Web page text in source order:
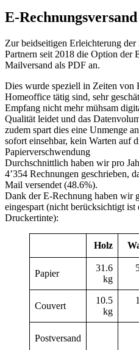
E-Rechnungsversand
Zur beidseitigen Erleichterung der
Partnern seit 2018 die Option der
Mailversand als PDF an.
Dies wurde speziell in Zeiten
Homeoffice tätig sind, sehr
Empfang nicht mehr mühsam
Qualität leidet und das
zudem spart dies eine Unmenge
sofort einsehbar, kein Warten auf
Papierverschwendung
Durchschnittlich haben wir pro
4’354 Rechnungen geschrieben,
Mail versendet (48.6%).
Dank der E-Rechnung haben wir
eingespart (nicht berücksichtigt
Druckertinte):
Holz
Papier
31.6
kg
Couvert
10.5
kg
Postversand